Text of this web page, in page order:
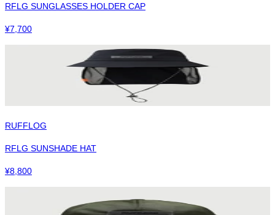
RFLG SUNGLASSES HOLDER CAP
¥7,700
RUFFLOG
RFLG SUNSHADE HAT
¥8,800